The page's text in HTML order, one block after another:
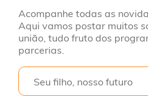
Acompanhe todas as
Aqui vamos postar muitos
união, tudo fruto dos
parcerias.
Seu filho, nosso futuro